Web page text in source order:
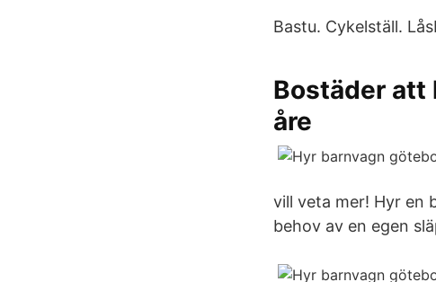
Bastu. Cykelställ.
Bostäder att
åre
vill veta mer! Hyr en
behov av en egen